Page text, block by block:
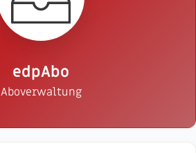
edpAbo
Aboverwaltung